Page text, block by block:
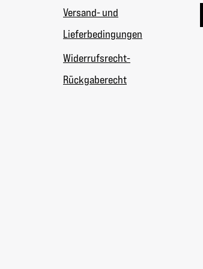
Versand- und
Lieferbedingungen
Widerrufsrecht-
Rückgaberecht